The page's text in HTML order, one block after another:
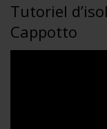
Tutoriel
Cappotto